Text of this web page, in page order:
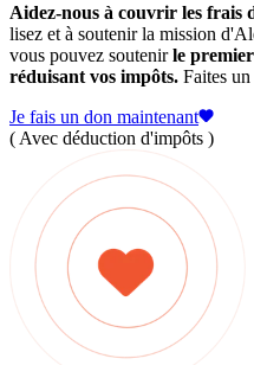
Aidez-nous à couvrir les frais
lisez et à soutenir la mission
vous pouvez soutenirle
réduisant vos impôts. Faites
Je fais un don maintenant
( Avec déduction d'impôts )